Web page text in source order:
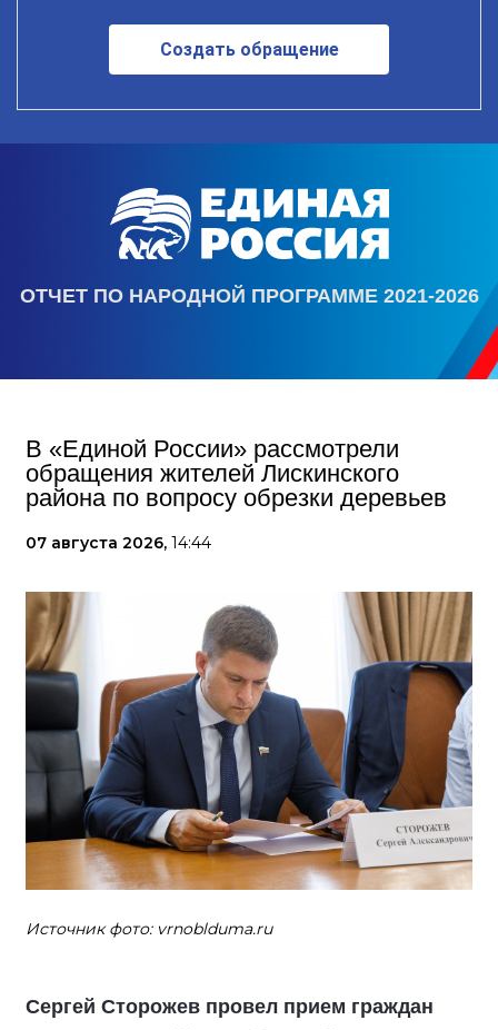
Создать обращение
ОТЧЕТ ПО НАРОДНОЙ ПРОГРАММЕ 2021-2026
В «Единой России» рассмотрели
обращения жителей Лискинского
района по вопросу обрезки деревьев
07 августа 2026, 14:44
Источник фото: vrnoblduma.ru
Сергей Сторожев провел прием граждан